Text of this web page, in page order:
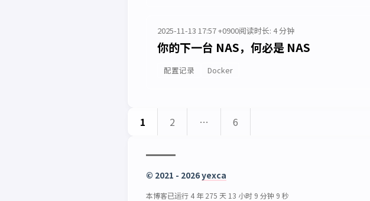
2025-11-13 17:57 +0900阅读时长: 4 分钟
你的下一台 NAS，何必是 NAS
配置记录 Docker
1 2 … 6
© 2021 - 2026yexca
本博客已运行 4 年 275 天 13 小时 9 分钟 9 秒